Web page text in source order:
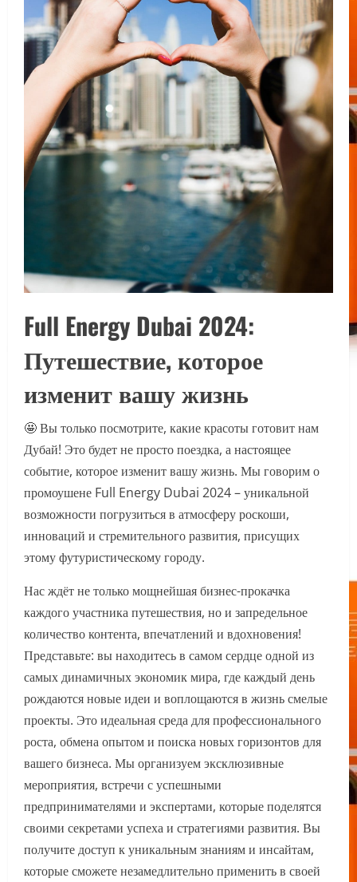
Full Energy Dubai 2024:
Путешествие, которое
изменит вашу жизнь
🤩 Вы только посмотрите, какие красоты готовит нам
Дубай! Это будет не просто поездка, а настоящее
событие, которое изменит вашу жизнь. Мы говорим о
промоушене Full Energy Dubai 2024 – уникальной
возможности погрузиться в атмосферу роскоши,
инноваций и стремительного развития, присущих
этому футуристическому городу.
Нас ждёт не только мощнейшая бизнес-прокачка
каждого участника путешествия, но и запредельное
количество контента, впечатлений и вдохновения!
Представьте: вы находитесь в самом сердце одной из
самых динамичных экономик мира, где каждый день
рождаются новые идеи и воплощаются в жизнь смелые
проекты. Это идеальная среда для профессионального
роста, обмена опытом и поиска новых горизонтов для
вашего бизнеса. Мы организуем эксклюзивные
мероприятия, встречи с успешными
предпринимателями и экспертами, которые поделятся
своими секретами успеха и стратегиями развития. Вы
получите доступ к уникальным знаниям и инсайтам,
которые сможете незамедлительно применить в своей